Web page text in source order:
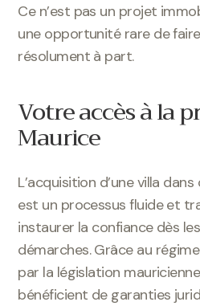
Ce n’est pas un projet
une opportunité rare de
résolument à part.
Votre accès à la
Maurice
L’acquisition d’une villa
est un processus fluide et
instaurer la confiance dès
démarches. Grâce au
par la législation
bénéficient de garanties